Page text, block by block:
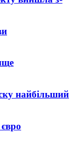
найбільший